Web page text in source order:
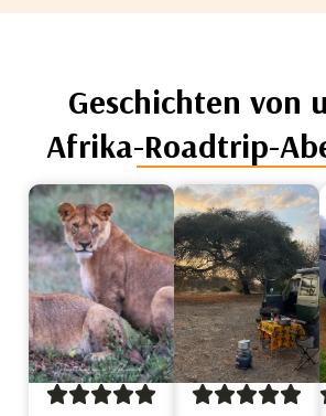
Geschichten von
Afrika-Roadtrip-